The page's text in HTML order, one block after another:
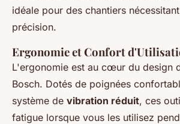
idéale pour des chantiers
précision.
Ergonomie et Confort
L'ergonomie est au cœur du design
Bosch. Dotés de poignées
système de vibration réduit, ces
fatigue lorsque vous les utilisez